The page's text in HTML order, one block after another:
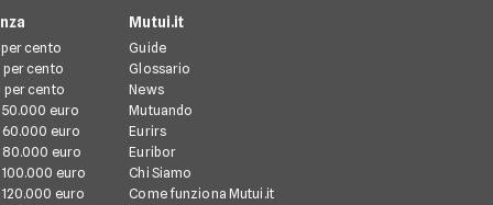
cento
per cento
per cento
euro
60.000 euro
80.000 euro
euro
euro
Mutui.it
Guide
Glossario
News
Mutuando
Eurirs
Euribor
Chi Siamo
Come funziona Mutui.it